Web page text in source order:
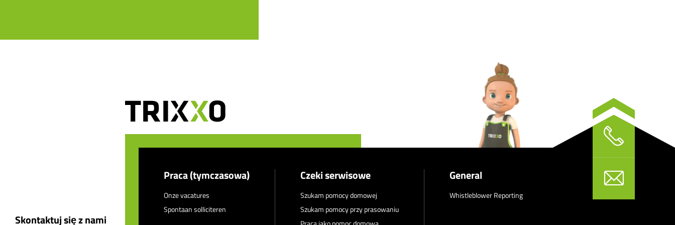
Skontaktuj się z nami
Praca (tymczasowa)
Onze vacatures
Spontaan solliciteren
Czeki serwisowe
Szukam pomocy domowej
Szukam pomocy przy prasowaniu
General
Whistleblower Reporting